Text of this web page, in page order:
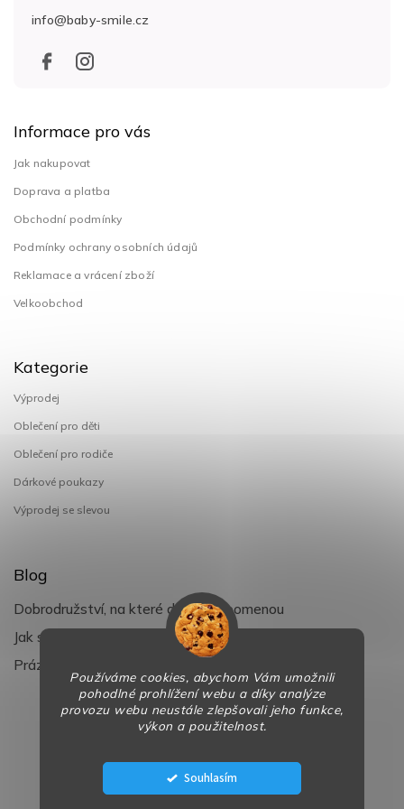
Používáme cookies, abychom Vám umožnili
pohodlné prohlížení webu a díky analýze
provozu webu neustále zlepšovali jeho funkce,
výkon a použitelnost.
Souhlasím
info@baby-smile.cz
Informace pro vás
Jak nakupovat
Doprava a platba
Obchodní podmínky
Podmínky ochrany osobních údajů
Reklamace a vrácení zboží
Velkoobchod
Kategorie
Výprodej
Oblečení pro děti
Oblečení pro rodiče
Dárkové poukazy
Výprodej se slevou
Blog
Dobrodružství, na které děti nezapomenou
Jak si užít léto s dětmi naplno
Prázdniny klepou na dveře
BaBy-smile.cz. Všechna práva vyhrazena.